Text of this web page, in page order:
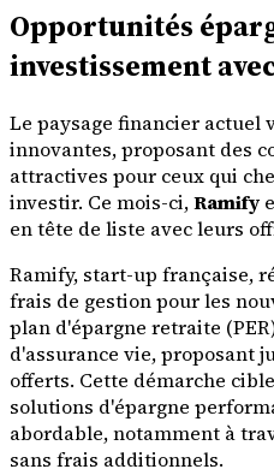
Opportunités
investissement
Le paysage financier actuel
innovantes, proposant des
attractives pour ceux qui
investir. Ce mois-ci,Ramify
en tête de liste avec leurs
Ramify, start-up française,
frais de gestion pour les
plan d'épargne retraite
d'assurance vie, proposant
offerts. Cette démarche
solutions d'épargne
abordable, notamment à
sans frais additionnels.